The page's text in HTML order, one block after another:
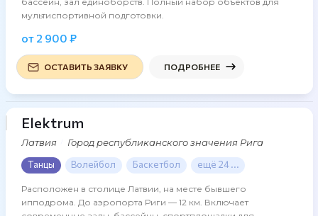
мультиспортивной подготовки.
ОСТАВИТЬ ЗАЯВКУ ПОДРОБНЕЕ
от 2 900 ₽
Elektrum
Латвия
Город республиканского значения Рига
Танцы
Волейбол Баскетбол ещё 24 ...
Расположен в столице Латвии, на месте бывшего
ипподрома. До аэропорта Риги — 12 км. Включает
36 фото